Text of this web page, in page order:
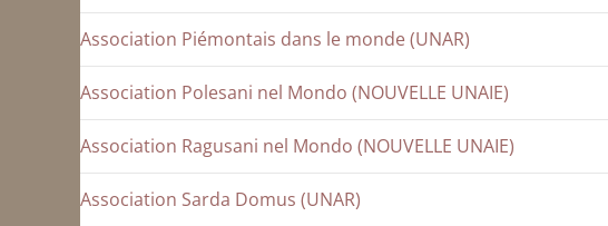
Association Piémontais dans le monde (UNAR)
Association Polesani nel Mondo (NOUVELLE UNAIE)
Association Ragusani nel Mondo (NOUVELLE UNAIE)
Association Sarda Domus (UNAR)